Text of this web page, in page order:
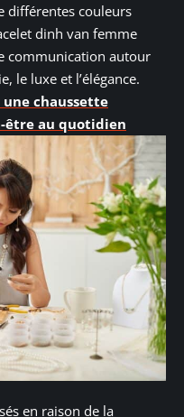
différentes couleurs
dinh van femme
communication autour
le luxe et l’élégance.
chaussette
être au quotidien
en raison de la